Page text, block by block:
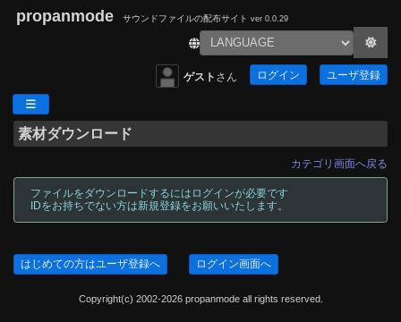
propanmode サウンドファイルの配布サイト ver 0.0.29
ゲスト さん ログイン ユーザ登録
素材ダウンロード
カテゴリ画面へ戻る
ファイルをダウンロードするにはログインが必要です
IDをお持ちでない方は新規登録をお願いいたします。
はじめての方はユーザ登録へ ログイン画面へ
Copyright(c) 2002-2026 propanmode all rights reserved.